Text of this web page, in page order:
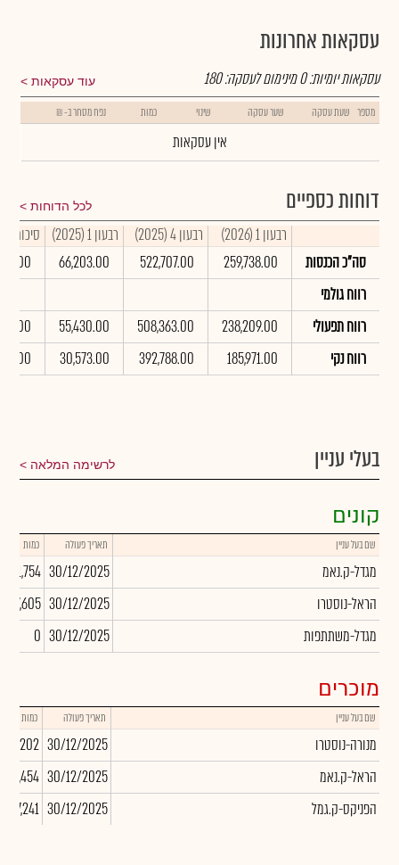
עסקאות אחרונות
עוד עסקאות עסקאות יומיות:0מינימום לעסקה:180
מספר שעת עסקה שער עסקה שינוי כמות נפח מסחר ב- ₪
אין עסקאות
דוחות כספיים לכל הדוחות
רבעון 1 (2026) רבעון 4 (2025) רבעון 1 (2025)
סיכום
סה"כ הכנסות
259,738.00
522,707.00
66,203.00
רווח גולמי
רווח תפעולי
238,209.00
508,363.00
55,430.00
רווח נקי
185,971.00
392,788.00
30,573.00
בעלי עניין לרשימה המלאה
קונים
שם בעל עניין תאריך פעולה כמות
מגדל-ק.נאמ 30/12/2025
הראל-נוסטרו
30/12/2025
מגדל-משתתפות
30/12/2025
0
מוכרים
שם בעל עניין תאריך פעולה כמות
מנורה-נוסטרו 30/12/2025
הראל-ק.נאמ
30/12/2025
הפניקס-ק.גמל
30/12/2025
-777,241